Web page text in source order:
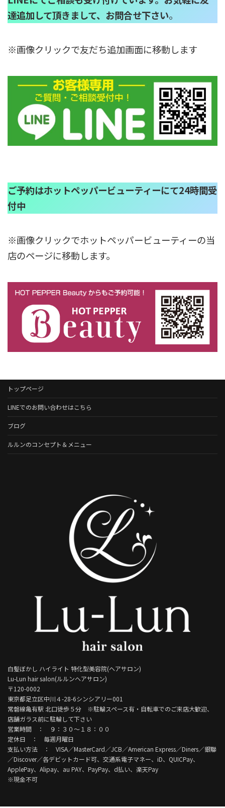
達追加して頂きまして、お問合せ下さい。
※画像クリックで友だち追加画面に移動します
ご予約はホットペッパービューティーにて24時間受
付中
※画像クリックでホットペッパービューティーの当
店のページに移動します。
トップページ
LINEでのお問い合わせはこちら
ブログ
ルルンのコンセプト＆メニュー
白髪ぼかし ハイライト 特化型美容院(ヘアサロン)
Lu-Lun hair salon(ルルンヘアサロン)
〒120-0002
東京都足立区中川４-28-6シンシアリー001
常磐線亀有駅 北口徒歩５分 ※駐輪スペース有・自転車でのご来店大歓迎、
店舗ガラス前に駐輪して下さい
営業時間 ： ９：３０～１８：００
定休日 ： 毎週月曜日
支払い方法 ： VISA／MasterCard／JCB／American Express／Diners／銀聯
／Discover／各デビットカード可、交通系電子マネー、iD、QUICPay、
ApplePay、Alipay、au PAY、PayPay、d払い、楽天Pay
※現金不可